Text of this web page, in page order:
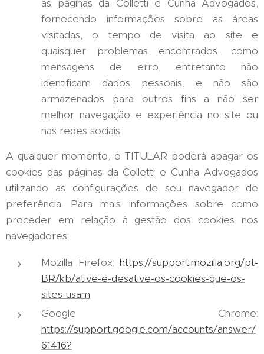
as páginas da Colletti e Cunha Advogados,
fornecendo informações sobre as áreas
visitadas, o tempo de visita ao site e
quaisquer problemas encontrados, como
mensagens de erro, entretanto não
identificam dados pessoais, e não são
armazenados para outros fins a não ser
melhor navegação e experiência no site ou
nas redes sociais.
A qualquer momento, o TITULAR poderá apagar os
cookies das páginas da Colletti e Cunha Advogados
utilizando as configurações de seu navegador de
preferência. Para mais informações sobre como
proceder em relação à gestão dos cookies nos
navegadores:
Mozilla Firefox: https://support.mozilla.org/pt-
BR/kb/ative-e-desative-os-cookies-que-os-
sites-usam
Google Chrome:
https://support.google.com/accounts/answer/
61416?